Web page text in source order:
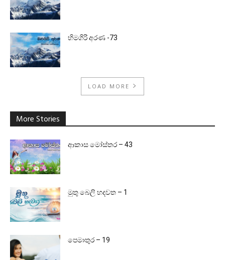
හිමගිරි අරණ -73
LOAD MORE
More Stories
ආකාස මෝස්තර – 43
මුතු බෙලි හදවත – 1
පෙමාතුර – 19